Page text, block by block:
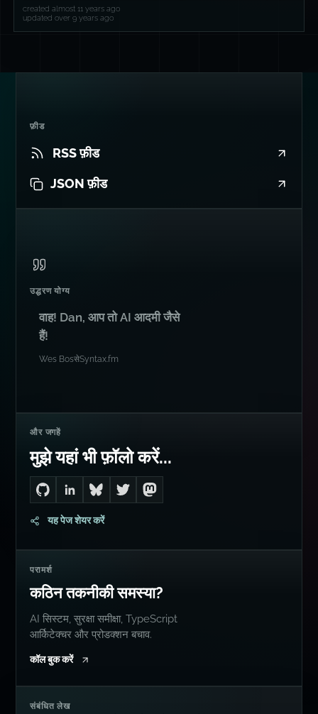
created almost 11 years ago
updated over 9 years ago
फ़ीड
RSS फ़ीड
JSON फ़ीड
उद्धरण योग्य
वाह! Dan, आप तो AI आदमी जैसे
हैं!
Wes BosसेSyntax.fm
और जगहें
मुझे यहां भी फ़ॉलो करें...
Go to Dan's GitHub
Connect with me on LinkedIn
Follow me on Bluesky
Follow me on Twitter
Follow me on Mastodon
यह पेज शेयर करें
परामर्श
कठिन तकनीकी समस्या?
AI सिस्टम, सुरक्षा समीक्षा, TypeScript
आर्किटेक्चर और प्रोडक्शन बचाव.
कॉल बुक करें
संबंधित लेख